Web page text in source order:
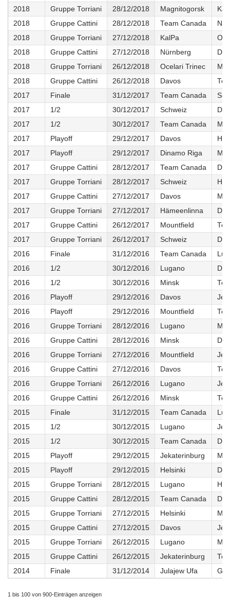
2018
Gruppe Torriani 28/12/2018 Magnitogorsk
2018
Gruppe Cattini 28/12/2018 Team Canada
2018
Gruppe Torriani 27/12/2018 KalPa
2018
Gruppe Cattini 27/12/2018 Nürnberg
2018
Gruppe Torriani 26/12/2018 Ocelari Trinec
2018
Gruppe Cattini 26/12/2018 Davos
2017
Finale 31/12/2017 Team Canada
2017
1/2 30/12/2017 Schweiz
2017
1/2 30/12/2017 Team Canada
2017
Playoff 29/12/2017 Davos
2017
Playoff 29/12/2017 Dinamo Riga
2017
Gruppe Cattini 28/12/2017 Team Canada
2017
Gruppe Torriani 28/12/2017 Schweiz
2017
Gruppe Cattini 27/12/2017 Davos
2017
Gruppe Torriani 27/12/2017 Hämeenlinna
2017
Gruppe Cattini 26/12/2017 Mountfield
2017
Gruppe Torriani 26/12/2017 Schweiz
2016
Finale 31/12/2016 Team Canada
2016
1/2 30/12/2016 Lugano
2016
1/2 30/12/2016 Minsk
2016
Playoff 29/12/2016 Davos
2016
Playoff 29/12/2016 Mountfield
2016
Gruppe Torriani 28/12/2016 Lugano
2016
Gruppe Cattini 28/12/2016 Minsk
2016
Gruppe Torriani 27/12/2016 Mountfield
2016
Gruppe Cattini 27/12/2016 Davos
2016
Gruppe Torriani 26/12/2016 Lugano
2016
Gruppe Cattini 26/12/2016 Minsk
2015
Finale 31/12/2015 Team Canada
2015
1/2 30/12/2015 Lugano
2015
1/2 30/12/2015 Team Canada
2015
Playoff 29/12/2015 Jekaterinburg
2015
Playoff 29/12/2015 Helsinki
2015
Gruppe Torriani 28/12/2015 Lugano
2015
Gruppe Cattini 28/12/2015 Team Canada
2015
Gruppe Torriani 27/12/2015 Helsinki
2015
Gruppe Cattini 27/12/2015 Davos
2015
Gruppe Torriani 26/12/2015 Lugano
2015
Gruppe Cattini 26/12/2015 Jekaterinburg
2014
Finale 31/12/2014 Julajew Ufa GE
1 bis 100 von 900-Einträgen anzeigen